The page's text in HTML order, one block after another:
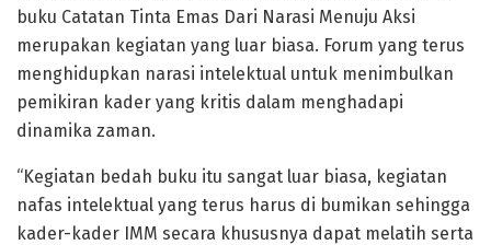
buku Catatan Tinta Emas Dari Narasi Menuju Aksi
merupakan kegiatan yang luar biasa. Forum yang terus
menghidupkan narasi intelektual untuk menimbulkan
pemikiran kader yang kritis dalam menghadapi
dinamika zaman.
“Kegiatan bedah buku itu sangat luar biasa, kegiatan
nafas intelektual yang terus harus di bumikan sehingga
kader-kader IMM secara khususnya dapat melatih serta